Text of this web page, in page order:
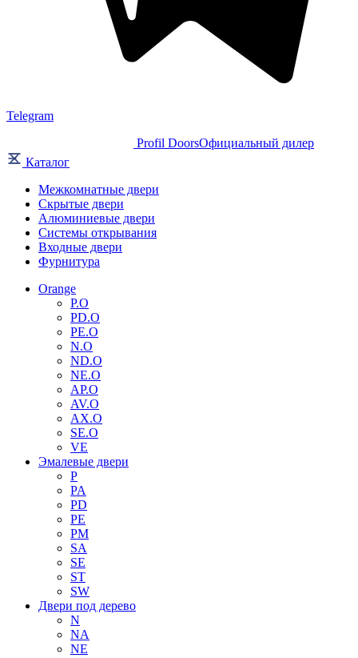
Telegram
Profil DoorsОфициальный дилер
Каталог
Межкомнатные двери
Скрытые двери
Алюминиевые двери
Системы открывания
Входные двери
Фурнитура
Orange
P.O
PD.O
PE.O
N.O
ND.O
NE.O
AP.O
AV.O
AX.O
SE.O
VE
Эмалевые двери
P
PA
PD
PE
PM
SA
SE
ST
SW
Двери под дерево
N
NA
NE